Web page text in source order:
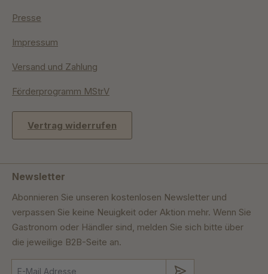
Presse
Impressum
Versand und Zahlung
Förderprogramm MStrV
Vertrag widerrufen
Newsletter
Abonnieren Sie unseren kostenlosen Newsletter und
verpassen Sie keine Neuigkeit oder Aktion mehr. Wenn Sie
Gastronom oder Händler sind, melden Sie sich bitte über
die jeweilige B2B-Seite an.